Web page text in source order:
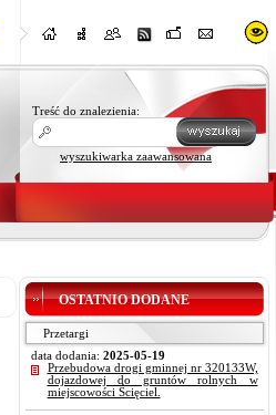
Treść do znalezienia:
wyszukiwarka zaawansowana
OSTATNIO DODANE
Przetargi
data dodania: 2025-05-19
Przebudowa drogi gminnej nr 320133W,
dojazdowej do gruntów rolnych w
miejscowości Ścięciel.